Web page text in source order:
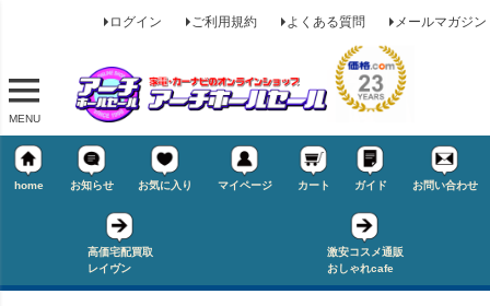
ログイン ご利用規約 よくある質問 メールマガジン
MENU
home お知らせ お気に入り マイページ カート ガイド お問い合わせ
高価宅配買取
レイヴン
激安コスメ通販
おしゃれcafe
キーワード